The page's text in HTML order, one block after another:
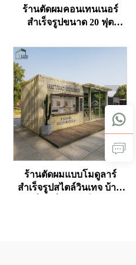
ร้านตัดผมคอนเทนเนอร์
สำเร็จรูปขนาด 20 ฟุต
ร้านตัดผมแบบโมดูลาร์
สำเร็จรูปสไตล์วินเทจ บ้าน